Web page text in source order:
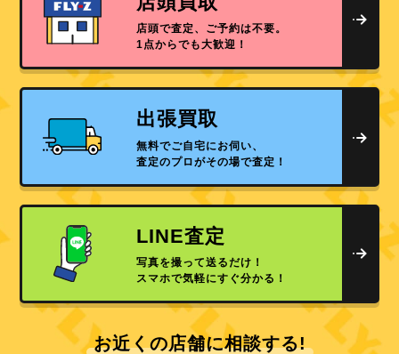
店頭で査定、ご予約は不要。
1点からでも大歓迎！
出張買取
無料でご自宅にお伺い、
査定のプロがその場で査定！
LINE査定
写真を撮って送るだけ！
スマホで気軽にすぐ分かる！
お近くの店舗に相談する!